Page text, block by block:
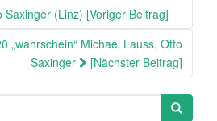
Saxinger (Linz) [Voriger Beitrag]
„wahrschein“ Michael Lauss, Otto
Saxinger
[Nächster Beitrag]